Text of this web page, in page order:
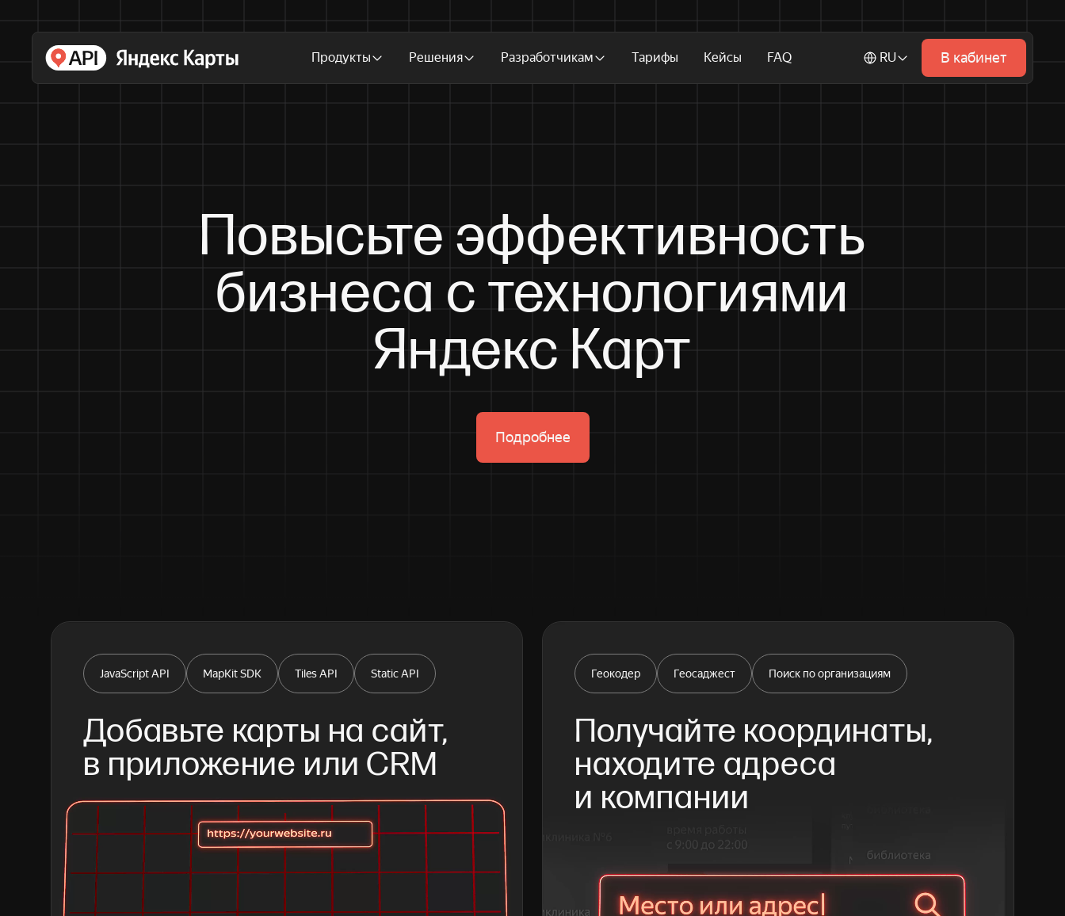
Продукты Решения Разработчикам Тарифы Кейсы FAQ RU В кабинет
Повысьте эффективность
бизнеса с технологиями
Яндекс Карт
Подробнее
JavaScript API MapKit SDK Tiles API Static API
Добавьте карты на сайт,
в приложение или CRM
Геокодер Геосаджест Поиск по организациям
Получайте координаты,
находите адреса
и компании